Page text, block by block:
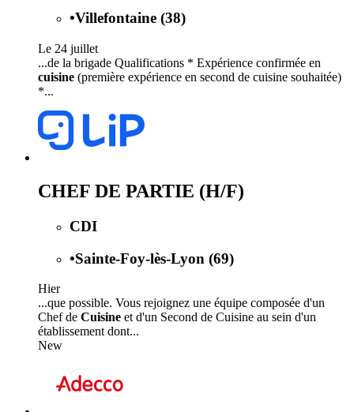
•Villefontaine (38)
Le 24 juillet
...de la brigade Qualifications * Expérience confirmée en
cuisine (première expérience en second de cuisine souhaitée)
*...
CHEF DE PARTIE (H/F)
CDI
•Sainte-Foy-lès-Lyon (69)
Hier
...que possible. Vous rejoignez une équipe composée d'un
Chef de Cuisine et d'un Second de Cuisine au sein d'un
établissement dont...
New